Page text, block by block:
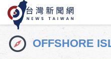
OFFSHORE